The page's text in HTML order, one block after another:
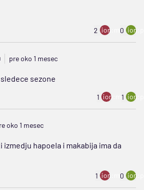
2 ion:minus
0
pre oko 1 mesec
sezone
1 ion:minus
1
oko 1 mesec
hapoela i makabija ima da
1 ion:minus
0